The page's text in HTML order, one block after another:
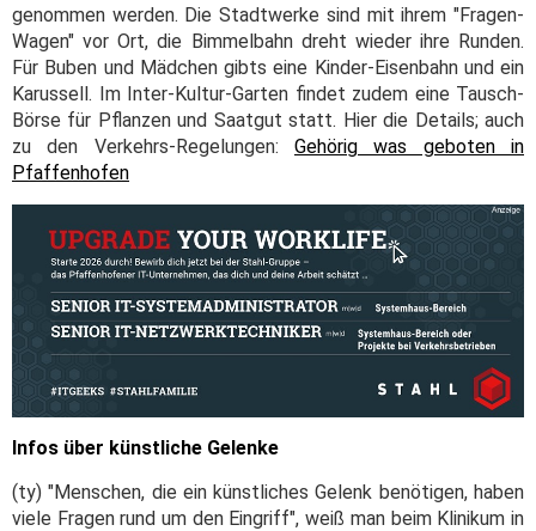
genommen werden. Die Stadtwerke sind mit ihrem "Fragen-
Wagen" vor Ort, die Bimmelbahn dreht wieder ihre Runden.
Für Buben und Mädchen gibts eine Kinder-Eisenbahn und ein
Karussell. Im Inter-Kultur-Garten findet zudem eine Tausch-
Börse für Pflanzen und Saatgut statt. Hier die Details; auch
zu den Verkehrs-Regelungen: Gehörig was geboten in
Pfaffenhofen
Infos über künstliche Gelenke
(ty) "Menschen, die ein künstliches Gelenk benötigen, haben
viele Fragen rund um den Eingriff", weiß man beim Klinikum in